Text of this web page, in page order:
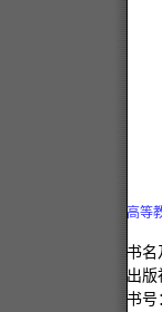
高等
书名
出版
书号